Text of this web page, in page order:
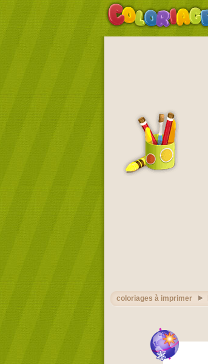
coloriages à imprimer